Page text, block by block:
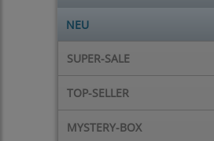
NEU
SUPER-SALE
TOP-SELLER
MYSTERY-BOX